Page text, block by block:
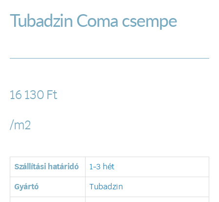
Tubadzin Coma csempe
16 130 Ft
/m2
Szállítási határidó 1-3 hét
Gyártó Tubadzin